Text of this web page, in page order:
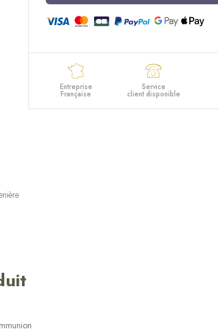
Entreprise
Française
Service
client disponible